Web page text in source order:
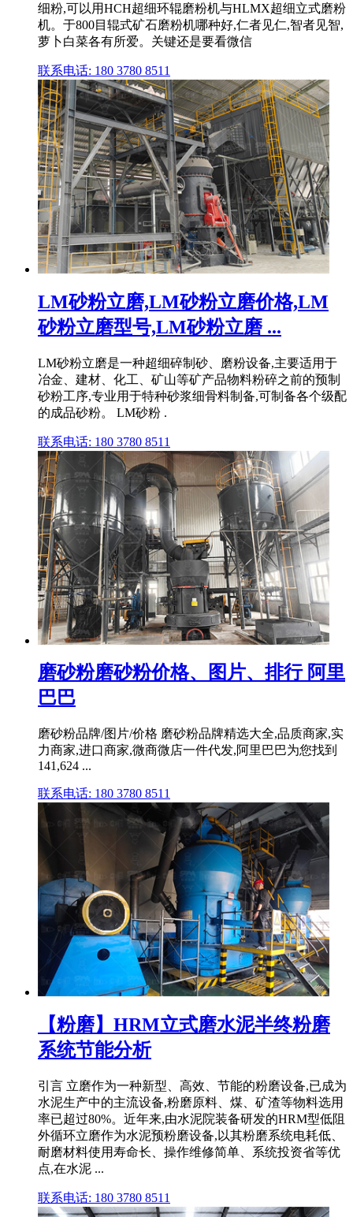
细粉,可以用HCH超细环辊磨粉机与HLMX超细立式磨粉
机。于800目辊式矿石磨粉机哪种好,仁者见仁,智者见智,
萝卜白菜各有所爱。关键还是要看微信
联系电话: 180 3780 8511
LM砂粉立磨,LM砂粉立磨价格,LM
砂粉立磨型号,LM砂粉立磨 ...
LM砂粉立磨是一种超细碎制砂、磨粉设备,主要适用于
冶金、建材、化工、矿山等矿产品物料粉碎之前的预制
砂粉工序,专业用于特种砂浆细骨料制备,可制备各个级配
的成品砂粉。 LM砂粉 .
联系电话: 180 3780 8511
磨砂粉磨砂粉价格、图片、排行 阿里
巴巴
磨砂粉品牌/图片/价格 磨砂粉品牌精选大全,品质商家,实
力商家,进口商家,微商微店一件代发,阿里巴巴为您找到
141,624 ...
联系电话: 180 3780 8511
【粉磨】HRM立式磨水泥半终粉磨
系统节能分析
引言 立磨作为一种新型、高效、节能的粉磨设备,已成为
水泥生产中的主流设备,粉磨原料、煤、矿渣等物料选用
率已超过80%。近年来,由水泥院装备研发的HRM型低阻
外循环立磨作为水泥预粉磨设备,以其粉磨系统电耗低、
耐磨材料使用寿命长、操作维修简单、系统投资省等优
点,在水泥 ...
联系电话: 180 3780 8511